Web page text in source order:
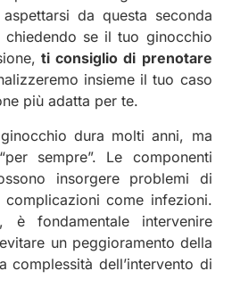
da questa seconda
se il tuo ginocchio
ti consiglio di prenotare
insieme il tuo caso
più adatta per te.
dura molti anni, ma
sempre”. Le componenti
insorgere problemi di
come infezioni.
è fondamentale intervenire
un peggioramento della
complessità dell’intervento di